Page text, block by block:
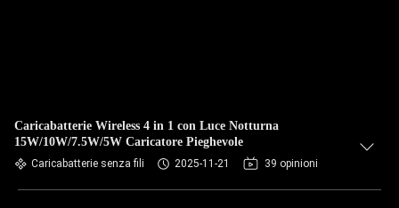
Caricabatterie Wireless 4 in 1 con Luce Notturna
15W/10W/7.5W/5W Caricatore Pieghevole
Caricabatterie senza fili 2025-11-21 39 opinioni